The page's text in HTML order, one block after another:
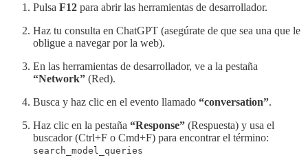
Pulsa F12 para abrir las herramientas de desarrollador.
Haz tu consulta en ChatGPT (asegúrate de que sea una que le
obligue a navegar por la web).
En las herramientas de desarrollador, ve a la pestaña
“Network” (Red).
Busca y haz clic en el evento llamado “conversation”.
Haz clic en la pestaña “Response” (Respuesta) y usa el
buscador (Ctrl+F o Cmd+F) para encontrar el término:
search_model_queries